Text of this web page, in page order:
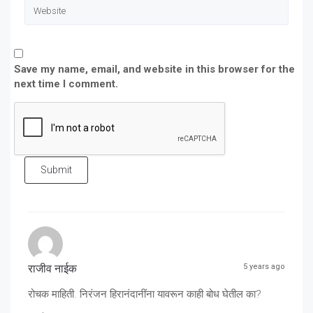
Save my name, email, and website in this browser for the
next time I comment.
Submit
राजीव नाईक 5 years ago
रोचक माहिती. निरंजन हिरानंदानींना यावरून काही बोध घेतील का?